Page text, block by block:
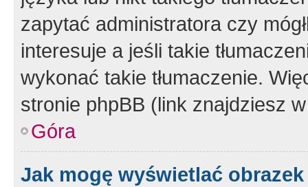
zapytać administratora czy
interesuje a jeśli takie
wykonać takie tłumaczenie.
stronie phpBB (link znajdziesz
Góra
Jak mogę wyświetlać